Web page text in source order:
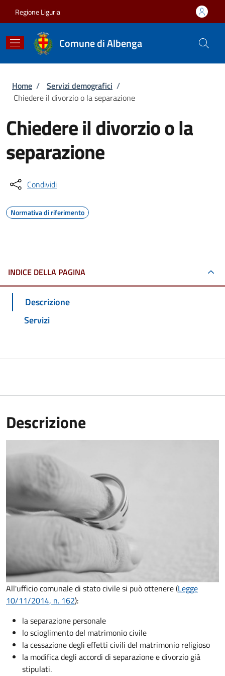
Regione Liguria
Comune di Albenga
Briciole di pane
Home / Servizi demografici /
Chiedere il divorzio o la separazione
Chiedere il divorzio o la
separazione
Condividi
Normativa di riferimento
INDICE DELLA PAGINA
Descrizione
Servizi
Descrizione
All'ufficio comunale di stato civile si può ottenere (Legge
10/11/2014, n. 162):
la separazione personale
lo scioglimento del matrimonio civile
la cessazione degli effetti civili del matrimonio religioso
la modifica degli accordi di separazione e divorzio già
stipulati.